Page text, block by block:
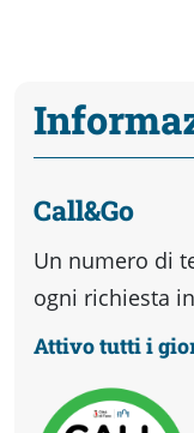
Call&Go
Un numero di
ogni richiesta
Attivo tutti i